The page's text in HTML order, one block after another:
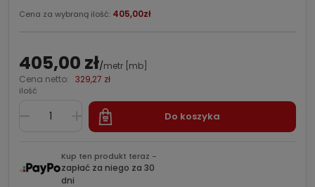
Cena za wybraną ilość: 405,00zł
405,00 zł/metr [mb]
Cena netto: 329,27 zł
ilość
Do koszyka
Kup ten produkt teraz -
zapłać za niego za 30
dni